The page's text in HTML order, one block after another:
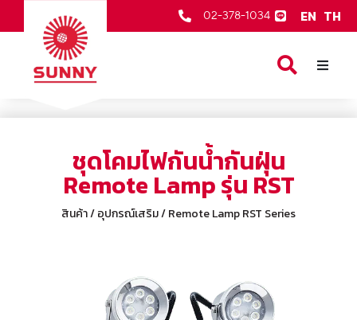
02-378-1034 EN TH
เกี่ยวกับเรา
ตัวแทนจำหน่าย
บริการหลังการขาย
ติดต่อเรา
ชุดโคมไฟกันน้ำกันฝุ่น
Remote Lamp รุ่น RST
สินค้า / อุปกรณ์เสริม / Remote Lamp RST Series